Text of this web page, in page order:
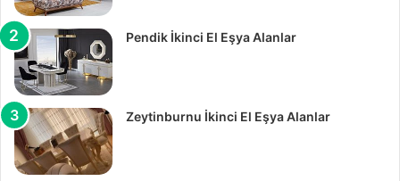
Pendik İkinci El Eşya Alanlar
Zeytinburnu İkinci El Eşya Alanlar